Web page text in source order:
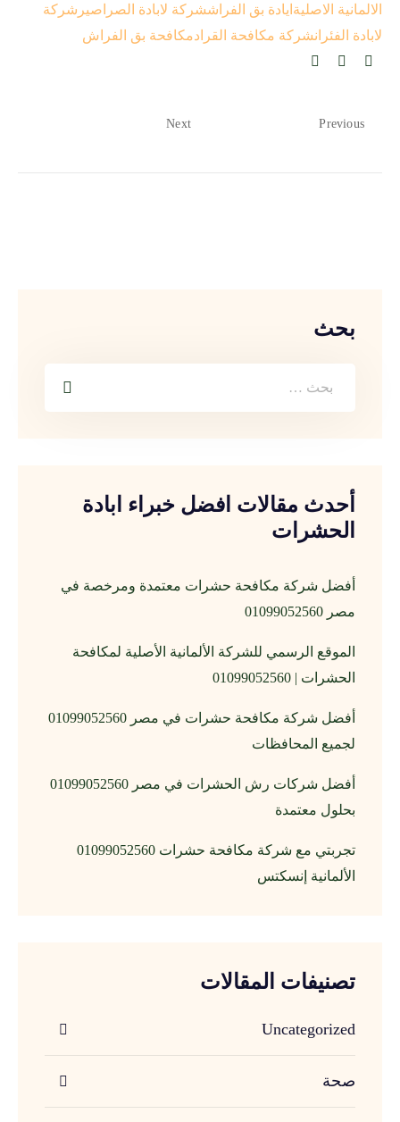
الالمانية الاصلية ايادة بق الفراششركة لابادة الصراصير شركة
لابادة الفئرانشركة مكافحة القرادمكافحة بق الفراش
Previous
Next
بحث
أحدث مقالات افضل خبراء ابادة
الحشرات
أفضل شركة مكافحة حشرات معتمدة ومرخصة في
مصر 01099052560
الموقع الرسمي للشركة الألمانية الأصلية لمكافحة
الحشرات | 01099052560
أفضل شركة مكافحة حشرات في مصر 01099052560
لجميع المحافظات
أفضل شركات رش الحشرات في مصر 01099052560
بحلول معتمدة
تجربتي مع شركة مكافحة حشرات 01099052560
الألمانية إنسكتس
تصنيفات المقالات
Uncategorized
صحة